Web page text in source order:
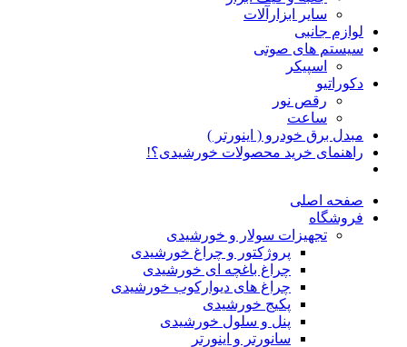
سایر ابزارآلات
لوازم جانبی
سیستم های صوتی
اسپیکر
دکوراتیو
رقص نور
ساعت
مبدل برق خودرو ( اینورتر )
راهنمای خرید محصولات خورشیدی؟!
صفحه اصلی
فروشگاه
تجهیزات سولار و خورشیدی
پروژکتور و چراغ خورشیدی
چراغ باغچه ای خورشیدی
چراغ های دیوارکوب خورشیدی
پکیج خورشیدی
پنل و سلول خورشیدی
سانورتر و اینورتر